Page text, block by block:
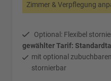
Zimmer & Verpflegung
Optional: Flexibel
gewählter Tarif:
mit optional
stornierbar